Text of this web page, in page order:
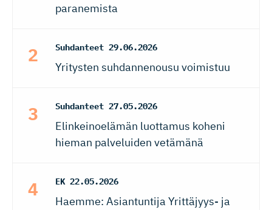
paranemista
Suhdanteet 29.06.2026
Yritysten suhdannenousu voimistuu
Suhdanteet 27.05.2026
Elinkeinoelämän luottamus koheni
hieman palveluiden vetämänä
EK 22.05.2026
Haemme: Asiantuntija Yrittäjyys- ja